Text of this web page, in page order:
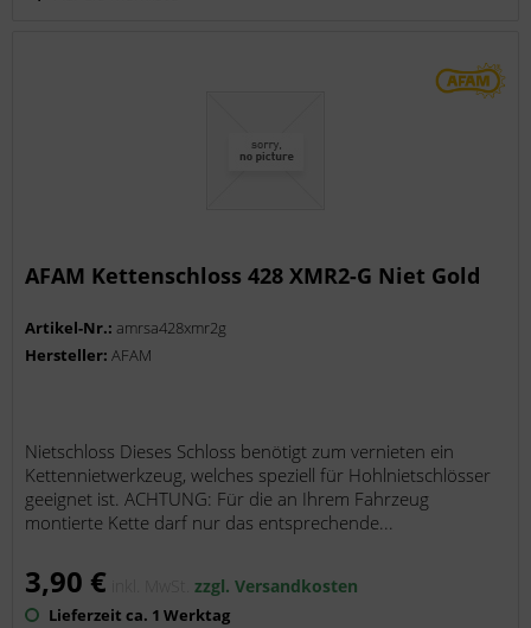
AFAM Kettenschloss 428 XMR2-G Niet Gold
Artikel-Nr.: amrsa428xmr2g
Hersteller:AFAM
Nietschloss Dieses Schloss benötigt zum vernieten ein
Kettennietwerkzeug, welches speziell für Hohlnietschlösser
geeignet ist. ACHTUNG: Für die an Ihrem Fahrzeug
montierte Kette darf nur das entsprechende...
3,90 € inkl. MwSt.zzgl. Versandkosten
Lieferzeit ca. 1 Werktag